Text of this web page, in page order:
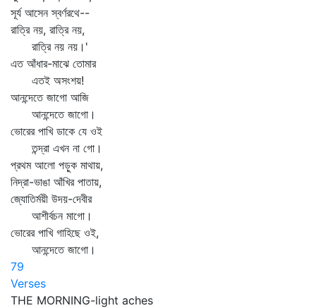
সূর্য আসেন স্বর্ণরথে--
রাত্রি নয়, রাত্রি নয়,
রাত্রি নয় নয়।'
এত আঁধার-মাঝে তোমার
এতই অসংশয়!
আনন্দেতে জাগো আজি
আনন্দেতে জাগো।
ভোরের পাখি ডাকে যে ওই
তন্দ্রা এখন না গো।
প্রথম আলো পড়ুক মাথায়,
নিদ্রা-ভাঙা আঁখির পাতায়,
জ্যোতির্ময়ী উদয়-দেবীর
আশীর্বচন মাগো।
ভোরের পাখি গাহিছে ওই,
আনন্দেতে জাগো।
79
Verses
THE MORNING-light aches